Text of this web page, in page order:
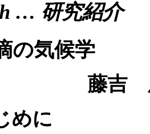
… 研究紹介
の気候学
藤吉
めに